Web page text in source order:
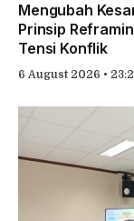
Mengubah
Prinsip
Tensi Konflik
6 August 2026 •